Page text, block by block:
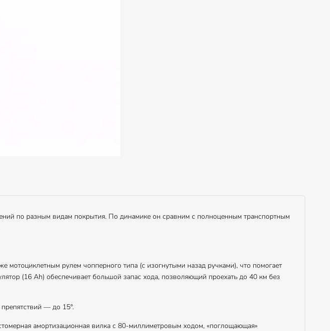
по разным видам покрытия. По динамике он сравним с полноценным транспортным
рулем чопперного типа (с изогнутыми назад ручками), что помогает
(16 Ah) обеспечивает большой запас хода, позволяющий проехать до 40 км без
— до 15°.
амортизационная вилка с 80-миллиметровым ходом, «поглощающая»